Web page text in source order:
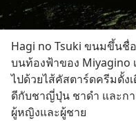
Hagi no Tsuki ขนมขึ้นชื่
บนท้องฟ้าของ Miyagino
ไปด้วยไส้คัสตาร์ดครีมดั้ง
ดีกับชาญี่ปุ่น ชาดำ และกา
ผู้หญิงและผู้ชาย